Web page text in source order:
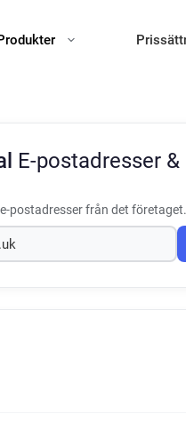
E-postadresser
postadresser från det företaget.